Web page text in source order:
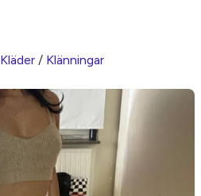
Kläder / Klänningar